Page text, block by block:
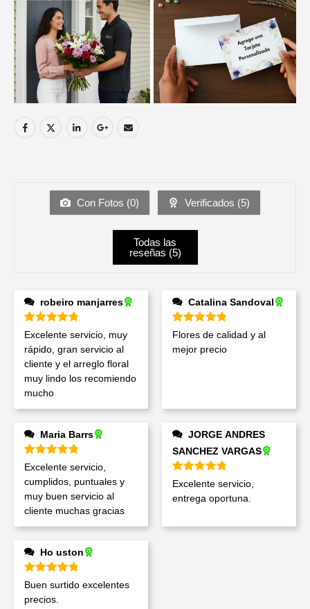
Con Fotos (0) Verificados (5)
Todas las
reseñas (5)
robeiro manjarres
Valorado en 5de 5
Excelente servicio, muy
rápido, gran servicio al
cliente y el arreglo floral
muy lindo los recomiendo
mucho
Catalina Sandoval
Valorado en5de 5
Flores de calidad y al
mejor precio
Maria Barrs
Valorado en 5de 5
Excelente servicio,
cumplidos, puntuales y
muy buen servicio al
cliente muchas gracias
SANCHEZ VARGAS
Valorado en 5de 5
Excelente servicio,
entrega oportuna.
Ho uston
Valorado en5de 5
Buen surtido excelentes
precios.